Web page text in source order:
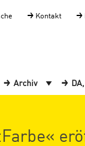
Kontakt
Archiv